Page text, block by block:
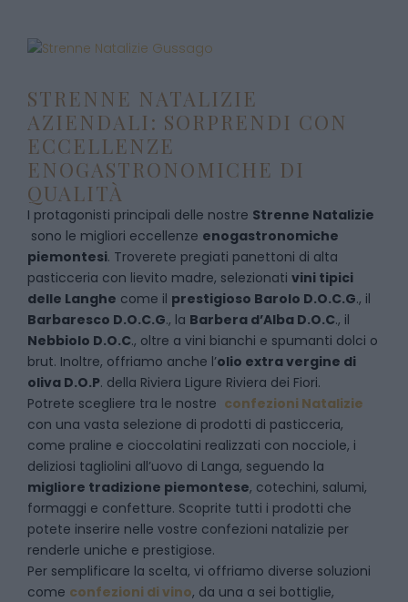
STRENNE NATALIZIE
AZIENDALI: SORPRENDI CON
ECCELLENZE
ENOGASTRONOMICHE DI
QUALITÀ
I protagonisti principali delle nostre Strenne Natalizie
sono le migliori eccellenze enogastronomiche
piemontesi. Troverete pregiati panettoni di alta
pasticceria con lievito madre, selezionati vini tipici
delle Langhe come il prestigioso Barolo D.O.C.G., il
Barbaresco D.O.C.G., la Barbera d’Alba D.O.C., il
Nebbiolo D.O.C., oltre a vini bianchi e spumanti dolci o
brut. Inoltre, offriamo anche l’olio extra vergine di
oliva D.O.P. della Riviera Ligure Riviera dei Fiori.
Potrete scegliere tra le nostre confezioni Natalizie
con una vasta selezione di prodotti di pasticceria,
come praline e cioccolatini realizzati con nocciole, i
deliziosi tagliolini all’uovo di Langa, seguendo la
migliore tradizione piemontese, cotechini, salumi,
formaggi e confetture. Scoprite tutti i prodotti che
potete inserire nelle vostre confezioni natalizie per
renderle uniche e prestigiose.
Per semplificare la scelta, vi offriamo diverse soluzioni
come confezioni di vino, da una a sei bottiglie,